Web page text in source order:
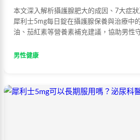
本文深入解析攝護腺肥大的成因、7大症
犀利士5mg每日錠在攝護腺保養與治療中
油、茄紅素等營養素補充建議，協助男性
男性健康